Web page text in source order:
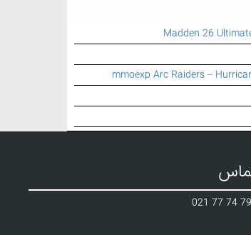
Madden 26
mmoexp Arc Raiders –
021 77 74